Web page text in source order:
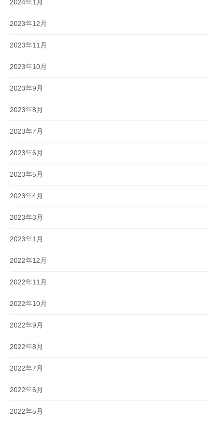
2024年1月
2023年12月
2023年11月
2023年10月
2023年9月
2023年8月
2023年7月
2023年6月
2023年5月
2023年4月
2023年3月
2023年1月
2022年12月
2022年11月
2022年10月
2022年9月
2022年8月
2022年7月
2022年6月
2022年5月